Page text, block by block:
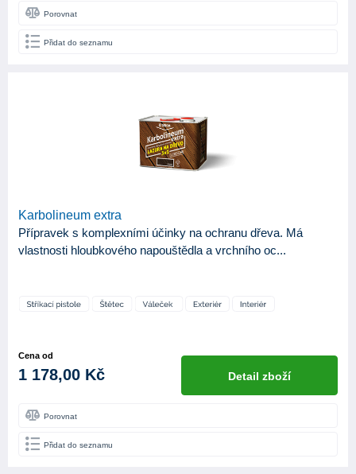
Porovnat
Přidat do seznamu
Karbolineum extra
Přípravek s komplexními účinky na ochranu dřeva. Má
vlastnosti hloubkového napouštědla a vrchního oc...
Cena od
1 178,00 Kč Detail zboží
Porovnat
Přidat do seznamu